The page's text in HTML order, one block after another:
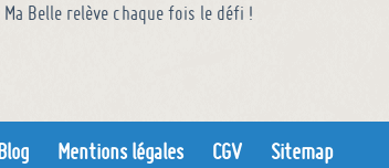
Belle relève chaque fois le défi !
Mentions légales CGV Sitemap